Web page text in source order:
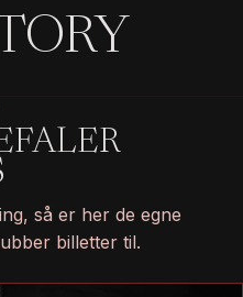
så er her de egne
billetter til.